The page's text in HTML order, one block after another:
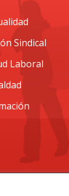
Sindical
Laboral